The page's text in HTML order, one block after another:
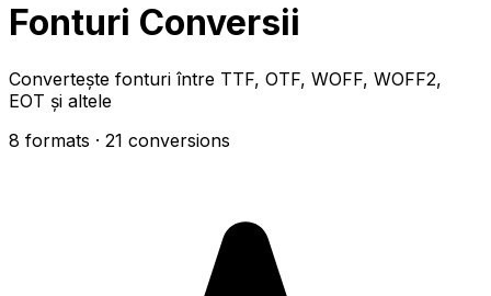
Fonturi Conversii
Convertește fonturi între TTF, OTF, WOFF, WOFF2,
EOT și altele
8 formats · 21 conversions